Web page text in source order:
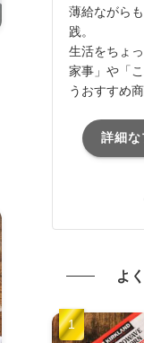
薄給ながら
践。
生活をちょ
家事」や「
うおすすめ
詳細な
よ